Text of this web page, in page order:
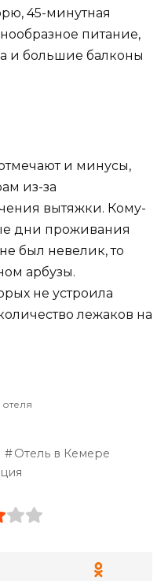
45-минутная
питание,
и большие балконы
и минусы,
из-за
вытяжки. Кому-
дни проживания
был невелик, то
арбузы.
не устроила
лежаков на
отеля
Отель в Кемере